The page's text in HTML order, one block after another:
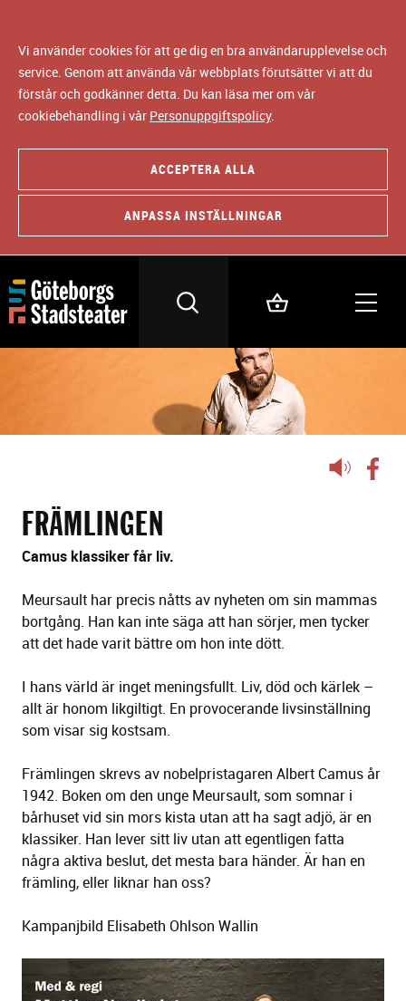
Vi använder cookies för att ge dig en bra användarupplevelse och
service. Genom att använda vår webbplats förutsätter vi att du
förstår och godkänner detta. Du kan läsa mer om vår
cookiebehandling i vår Personuppgiftspolicy.
ACCEPTERA ALLA
ANPASSA INSTÄLLNINGAR
Lyssna
FRÄMLINGEN
Camus klassiker får liv.
Meursault har precis nåtts av nyheten om sin mammas
bortgång. Han kan inte säga att han sörjer, men tycker
att det hade varit bättre om hon inte dött.
I hans värld är inget meningsfullt. Liv, död och kärlek –
allt är honom likgiltigt. En provocerande livsinställning
som visar sig kostsam.
Främlingen skrevs av nobelpristagaren Albert Camus år
1942. Boken om den unge Meursault, som somnar i
bårhuset vid sin mors kista utan att ha sagt adjö, är en
klassiker. Han lever sitt liv utan att egentligen fatta
några aktiva beslut, det mesta bara händer. Är han en
främling, eller liknar han oss?
Kampanjbild Elisabeth Ohlson Wallin